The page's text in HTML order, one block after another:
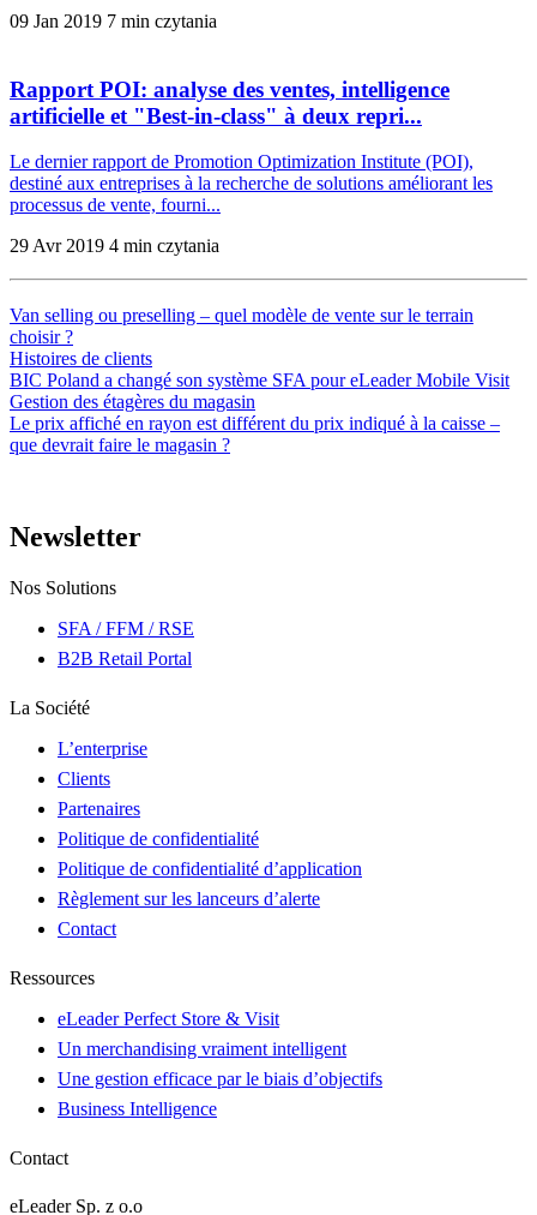
09 Jan 2019 7 min czytania
Rapport POI: analyse des ventes, intelligence
artificielle et "Best-in-class" à deux repri...
Le dernier rapport de Promotion Optimization Institute (POI),
destiné aux entreprises à la recherche de solutions améliorant les
processus de vente, fourni...
29 Avr 2019 4 min czytania
Van selling ou preselling – quel modèle de vente sur le terrain
choisir ?
Histoires de clients
BIC Poland a changé son système SFA pour eLeader Mobile Visit
Gestion des étagères du magasin
Le prix affiché en rayon est différent du prix indiqué à la caisse –
que devrait faire le magasin ?
Newsletter
Nos Solutions
SFA / FFM / RSE
B2B Retail Portal
La Société
L’enterprise
Clients
Partenaires
Politique de confidentialité
Politique de confidentialité d’application
Règlement sur les lanceurs d’alerte
Contact
Ressources
eLeader Perfect Store & Visit
Un merchandising vraiment intelligent
Une gestion efficace par le biais d’objectifs
Business Intelligence
Contact
eLeader Sp. z o.o